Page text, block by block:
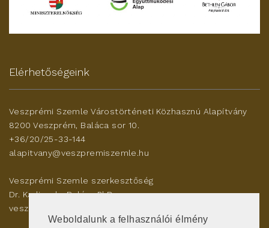
Weboldalunk a felhasználói élmény
Elérhetőségeink
Veszprémi Szemle Várostörténeti Közhasznú Alapítvány
8200 Veszprém, Baláca sor 10.
+36/20/25-33-144
alapitvany@veszpremiszemle.hu
Veszprémi Szemle szerkesztőség
Dr. Karlinszky Balázs PhD
veszleszerk@gmail.com